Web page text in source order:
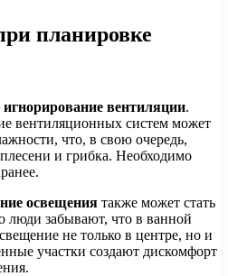
планировке
игнорирование вентиляции.
вентиляционных систем может
что, в свою очередь,
и грибка. Необходимо
освещения также может стать
люди забывают, что в ванной
не только в центре, но и
участки создают дискомфорт